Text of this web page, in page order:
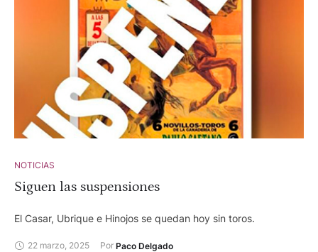
NOTICIAS
Siguen las suspensiones
El Casar, Ubrique e Hinojos se quedan hoy sin toros.
22 marzo, 2025 Por Paco Delgado